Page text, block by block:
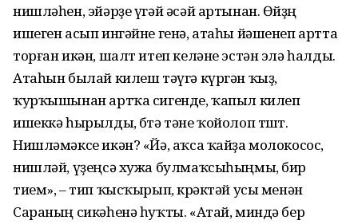
нишләһен, эйәрҙе үгәй әсәй артынан. Өйҙөң
ишеген асып ингәйне генә, атаһы йәшенеп артта
торған икән, шалт итеп келәне эстән элә һалды.
Атаһын былай килеш тәүгә күргән ҡыҙ,
ҡурҡышынан артҡа сигенде, ҡапыл килеп
ишеккә һырылды, бөтә тәне ҡойолоп төштө.
Нишләмәксе икән? «Йә, аҡса ҡайҙа молокосос,
нишләй, үҙеңсә хужа булмаҡсыһыңмы, бир
тием», – тип ҡысҡырып, көрәктәй усы менән
Сараның сикәһенә һуҡты. «Атай, миндә бер